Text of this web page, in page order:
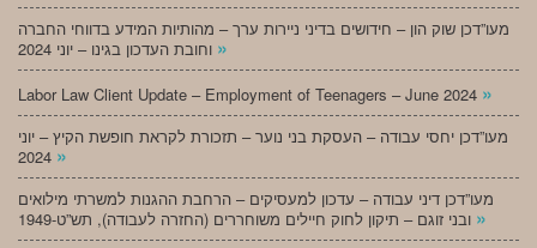
מעו”דכן שוק הון – חידושים בדיני ניירות ערך – מהותיות המידע בדווחי החברה
»
Labor Law Client Update – Employment of Teenagers – June 2024 »
מעו”דכן יחסי עבודה – העסקת בני נוער – תזכורת לקראת חופשת הקיץ – יוני
»
מעו”דכן דיני עבודה – עדכון למעסיקים – הרחבת ההגנות למשרתי מילואים
»